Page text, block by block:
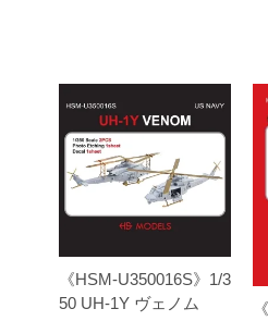
《HSM-U350016S》1/3
50 UH-1Y ヴェノム